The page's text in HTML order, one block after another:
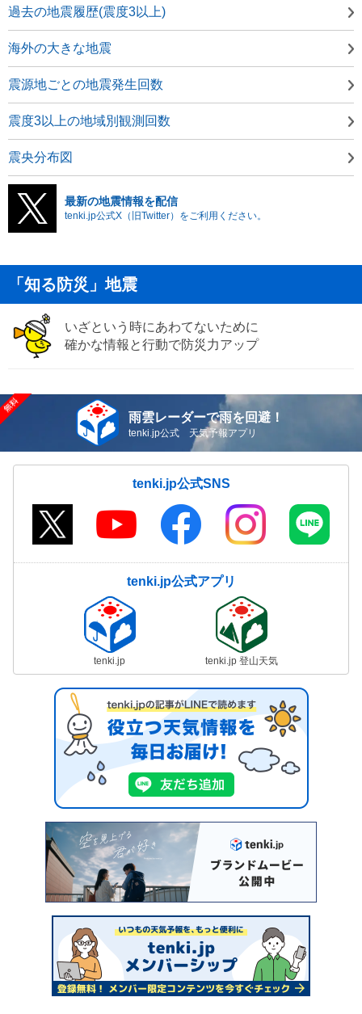
過去の地震履歴(震度3以上)
海外の大きな地震
震源地ごとの地震発生回数
震度3以上の地域別観測回数
震央分布図
最新の地震情報を配信
tenki.jp公式X（旧Twitter）をご利用ください。
「知る防災」地震
いざという時にあわてないために
確かな情報と行動で防災力アップ
雨雲レーダーで雨を回避！
tenki.jp公式 天気予報アプリ
tenki.jp公式SNS
tenki.jp公式アプリ
tenki.jp tenki.jp 登山天気